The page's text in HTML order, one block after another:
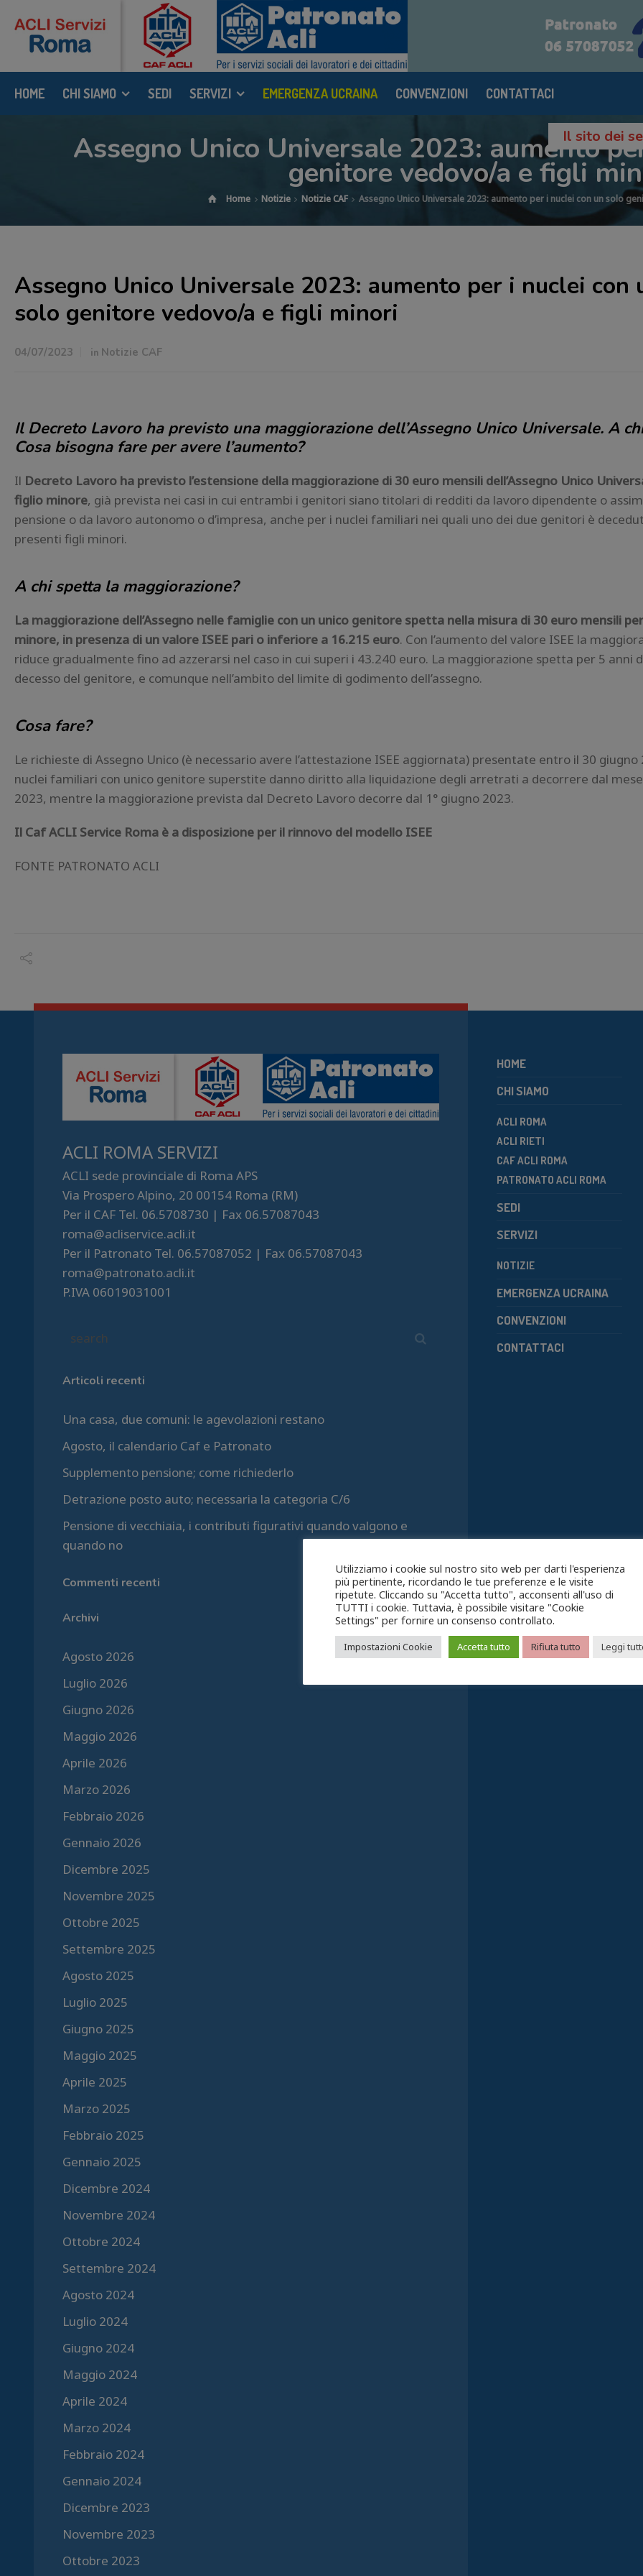
HOME CHI SIAMO SEDI SERVIZI EMERGENZA UCRAINA CONVENZIONI CONTATTACI
Il sito dei
Assegno Unico Universale 2023: aumento
genitore vedovo/a e figli
Home Notizie Notizie CAF Assegno Unico Universale 2023: aumento per i nuclei con un solo
Assegno Unico Universale 2023: aumento per i nuclei con
solo genitore vedovo/a e figli minori
04/07/2023 in Notizie CAF
Il Decreto Lavoro ha previsto una maggiorazione dell’Assegno Unico Universale. A
Cosa bisogna fare per avere l’aumento?
Il Decreto Lavoro ha previsto l’estensione della maggiorazione di 30 euro mensili dell’Assegno Unico
figlio minore, già prevista nei casi in cui entrambi i genitori siano titolari di redditi da lavoro dipendente o
pensione o da lavoro autonomo o d’impresa, anche per i nuclei familiari nei quali uno dei due genitori è
presenti figli minori.
A chi spetta la maggiorazione?
La maggiorazione dell’Assegno nelle famiglie con un unico genitore spetta nella misura di 30 euro mensili
minore, in presenza di un valore ISEE pari o inferiore a 16.215 euro. Con l’aumento del valore ISEE la
riduce gradualmente fino ad azzerarsi nel caso in cui superi i 43.240 euro. La maggiorazione spetta per 5 anni
decesso del genitore, e comunque nell’ambito del limite di godimento dell’assegno.
Cosa fare?
Le richieste di Assegno Unico (è necessario avere l’attestazione ISEE aggiornata) presentate entro il 30 giugno
nuclei familiari con unico genitore superstite danno diritto alla liquidazione degli arretrati a decorrere dal
2023, mentre la maggiorazione prevista dal Decreto Lavoro decorre dal 1° giugno 2023.
Il Caf ACLI Service Roma è a disposizione per il rinnovo del modello ISEE
FONTE PATRONATO ACLI
ACLI ROMA SERVIZI
ACLI sede provinciale di Roma APS
Via Prospero Alpino, 20 00154 Roma (RM)
Per il CAF Tel. 06.5708730 | Fax 06.57087043
roma@acliservice.acli.it
Per il Patronato Tel. 06.57087052 | Fax 06.57087043
roma@patronato.acli.it
P.IVA 06019031001
Articoli recenti
Una casa, due comuni: le agevolazioni restano
Agosto, il calendario Caf e Patronato
Supplemento pensione; come richiederlo
Detrazione posto auto; necessaria la categoria C/6
Pensione di vecchiaia, i contributi figurativi quando valgono e
quando no
Commenti recenti
Archivi
Agosto 2026
Luglio 2026
Giugno 2026
Maggio 2026
Aprile 2026
Marzo 2026
Febbraio 2026
Gennaio 2026
Dicembre 2025
Novembre 2025
Ottobre 2025
Settembre 2025
Agosto 2025
Luglio 2025
Giugno 2025
Maggio 2025
Aprile 2025
Marzo 2025
Febbraio 2025
Gennaio 2025
Dicembre 2024
Novembre 2024
Ottobre 2024
Settembre 2024
Agosto 2024
Luglio 2024
Giugno 2024
Maggio 2024
Aprile 2024
Marzo 2024
Febbraio 2024
Gennaio 2024
Dicembre 2023
Novembre 2023
Ottobre 2023
HOME
CHI SIAMO
ACLI ROMA
ACLI RIETI
CAF ACLI ROMA
PATRONATO ACLI ROMA
SEDI
SERVIZI
NOTIZIE
EMERGENZA UCRAINA
CONVENZIONI
CONTATTACI
Utilizziamo i cookie sul nostro sito web per darti l'esperienza
più pertinente, ricordando le tue preferenze e le visite
ripetute. Cliccando su "Accetta tutto", acconsenti all'uso di
TUTTI i cookie. Tuttavia, è possibile visitare "Cookie
Settings" per fornire un consenso controllato.
Impostazioni Cookie Accetta tutto Rifiuta tutto Leggi